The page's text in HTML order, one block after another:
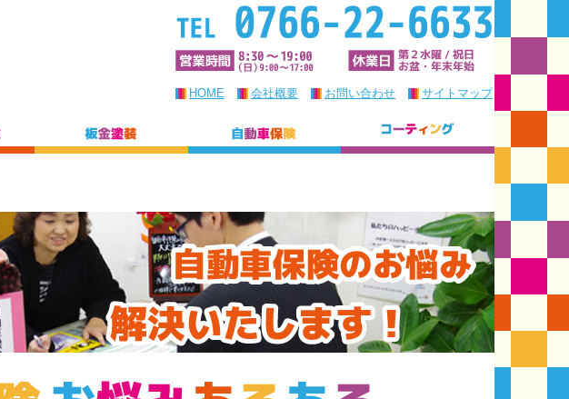
HOME 会社概要 お問い合わせ サイトマップ